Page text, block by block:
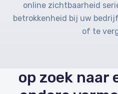
online zichtbaarheid
betrokkenheid bij uw
of te
op zoek naar